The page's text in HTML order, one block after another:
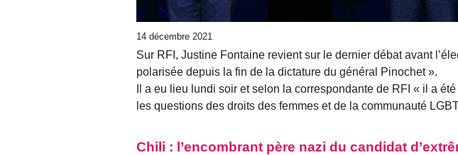
14 décembre 2021
Sur RFI, Justine Fontaine revient sur le dernier débat avant
polarisée depuis la fin de la dictature du général Pinochet ».
Il a eu lieu lundi soir et selon la correspondante de RFI « il a
les questions des droits des femmes et de la communauté
Chili : l’encombrant père nazi du candidat